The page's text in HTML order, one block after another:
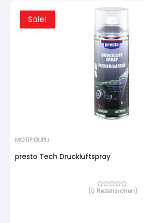
Sale!
MOTIP DUPLI
presto Tech Druckluftspray
Bewertet
(0 Rezensionen)